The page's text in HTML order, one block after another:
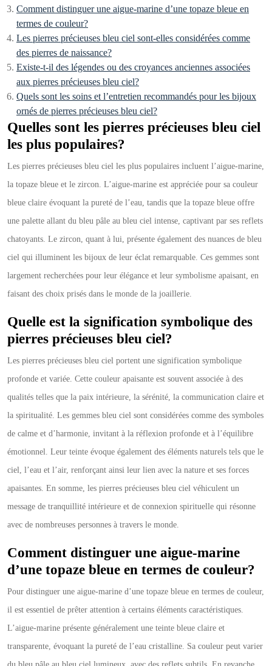
Comment distinguer une aigue-marine d’une topaze bleue en
termes de couleur?
Les pierres précieuses bleu ciel sont-elles considérées comme
des pierres de naissance?
Existe-t-il des légendes ou des croyances anciennes associées
aux pierres précieuses bleu ciel?
Quels sont les soins et l’entretien recommandés pour les bijoux
ornés de pierres précieuses bleu ciel?
Quelles sont les pierres précieuses bleu ciel
les plus populaires?
Les pierres précieuses bleu ciel les plus populaires incluent l’aigue-marine,
la topaze bleue et le zircon. L’aigue-marine est appréciée pour sa couleur
bleue claire évoquant la pureté de l’eau, tandis que la topaze bleue offre
une palette allant du bleu pâle au bleu ciel intense, captivant par ses reflets
chatoyants. Le zircon, quant à lui, présente également des nuances de bleu
ciel qui illuminent les bijoux de leur éclat remarquable. Ces gemmes sont
largement recherchées pour leur élégance et leur symbolisme apaisant, en
faisant des choix prisés dans le monde de la joaillerie.
Quelle est la signification symbolique des
pierres précieuses bleu ciel?
Les pierres précieuses bleu ciel portent une signification symbolique
profonde et variée. Cette couleur apaisante est souvent associée à des
qualités telles que la paix intérieure, la sérénité, la communication claire et
la spiritualité. Les gemmes bleu ciel sont considérées comme des symboles
de calme et d’harmonie, invitant à la réflexion profonde et à l’équilibre
émotionnel. Leur teinte évoque également des éléments naturels tels que le
ciel, l’eau et l’air, renforçant ainsi leur lien avec la nature et ses forces
apaisantes. En somme, les pierres précieuses bleu ciel véhiculent un
message de tranquillité intérieure et de connexion spirituelle qui résonne
avec de nombreuses personnes à travers le monde.
Comment distinguer une aigue-marine
d’une topaze bleue en termes de couleur?
Pour distinguer une aigue-marine d’une topaze bleue en termes de couleur,
il est essentiel de prêter attention à certains éléments caractéristiques.
L’aigue-marine présente généralement une teinte bleue claire et
transparente, évoquant la pureté de l’eau cristalline. Sa couleur peut varier